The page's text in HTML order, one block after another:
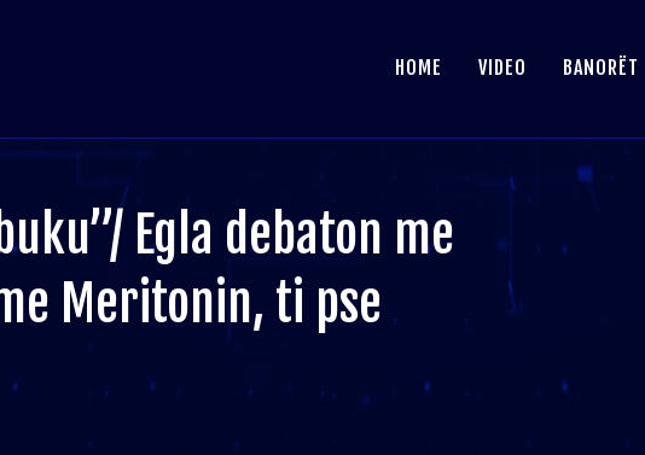
HOME VIDEO BANORËT
Egla debaton me
Meritonin, ti pse